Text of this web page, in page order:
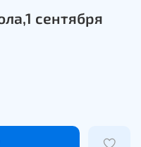
сентября